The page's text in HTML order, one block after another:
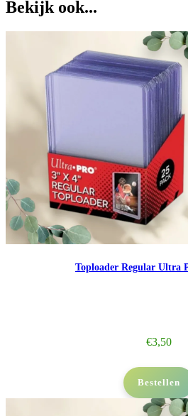
Bekijk ook...
Toploader Regular Ultra
€3,50
Bestellen